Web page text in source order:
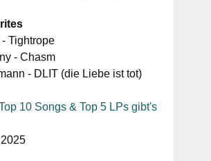
Tightrope
- Chasm
- DLIT (die Liebe ist tot)
10 Songs & Top 5 LPs gibt's